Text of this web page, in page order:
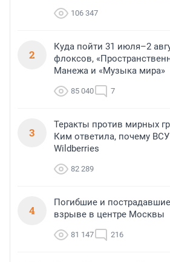
106 347
2
Куда пойти 31 июля–2
флоксов,
Манежа и «Музыка мира»
85 040 7
3
Теракты против мирных
Ким ответила, почему
Wildberries
82 289
4
Погибшие и
взрыве в центре Москвы
81 147 216